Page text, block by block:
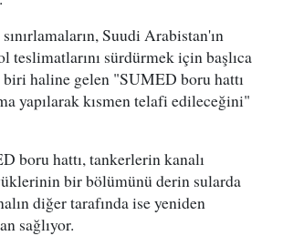
Suudi Arabistan'ın
teslimatlarını sürdürmek için başlıca
haline gelen "SUMED boru hattı
yapılarak kısmen telafi edileceğini"
boru hattı, tankerlerin kanalı
bir bölümünü derin sularda
diğer tarafında ise yeniden
sağlıyor.